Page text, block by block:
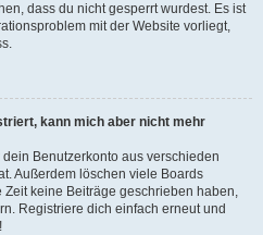
dass du nicht gesperrt wurdest. Es ist
mit der Website vorliegt,
kann mich aber nicht mehr
Benutzerkonto aus verschieden
Außerdem löschen viele Boards
keine Beiträge geschrieben haben,
Registriere dich einfach erneut und